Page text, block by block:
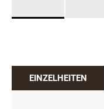
EINZELHEITEN